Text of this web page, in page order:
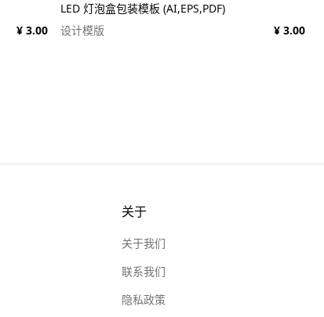
¥ 3.00
LED 灯泡盒包装模板 (AI,EPS,PDF)
设计模版
¥ 3.00
关于
关于我们
联系我们
隐私政策